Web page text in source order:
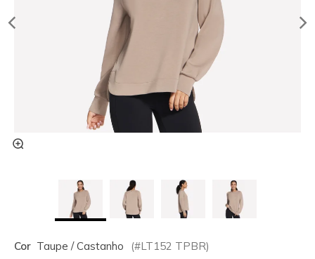
Cor Taupe / Castanho (#LT152 TPBR)